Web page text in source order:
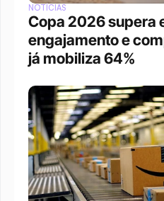
NOTÍCIAS
Copa 2026 supera
engajamento e
já mobiliza 64%